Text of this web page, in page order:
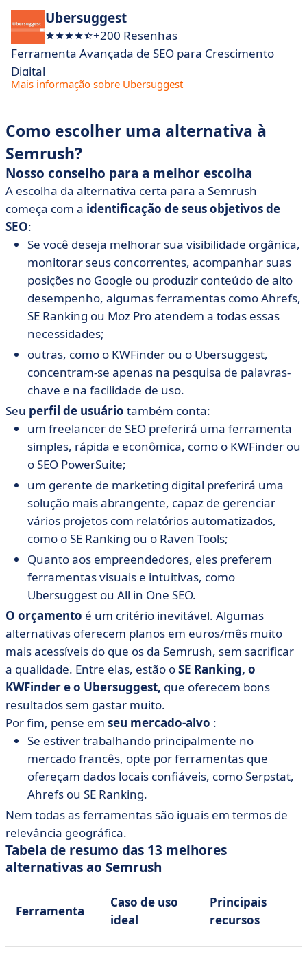
Ubersuggest
+200 Resenhas
Ferramenta Avançada de SEO para Crescimento
Digital
Mais informação sobre Ubersuggest
Como escolher uma alternativa à
Semrush?
Nosso conselho para a melhor escolha
A escolha da alternativa certa para a Semrush
começa com a identificação de seus objetivos de
SEO:
Se você deseja melhorar sua visibilidade orgânica,
monitorar seus concorrentes, acompanhar suas
posições no Google ou produzir conteúdo de alto
desempenho, algumas ferramentas como Ahrefs,
SE Ranking ou Moz Pro atendem a todas essas
necessidades;
outras, como o KWFinder ou o Ubersuggest,
concentram-se apenas na pesquisa de palavras-
chave e na facilidade de uso.
Seu perfil de usuário também conta:
um freelancer de SEO preferirá uma ferramenta
simples, rápida e econômica, como o KWFinder ou
o SEO PowerSuite;
um gerente de marketing digital preferirá uma
solução mais abrangente, capaz de gerenciar
vários projetos com relatórios automatizados,
como o SE Ranking ou o Raven Tools;
Quanto aos empreendedores, eles preferem
ferramentas visuais e intuitivas, como
Ubersuggest ou All in One SEO.
O orçamento é um critério inevitável. Algumas
alternativas oferecem planos em euros/mês muito
mais acessíveis do que os da Semrush, sem sacrificar
a qualidade. Entre elas, estão oSE Ranking, o
KWFinder e o Ubersuggest, que oferecem bons
resultados sem gastar muito.
Por fim, pense em seu mercado-alvo :
Se estiver trabalhando principalmente no
mercado francês, opte por ferramentas que
ofereçam dados locais confiáveis, como Serpstat,
Ahrefs ou SE Ranking.
Nem todas as ferramentas são iguais em termos de
relevância geográfica.
Tabela de resumo das 13 melhores
alternativas ao Semrush
Ferramenta
Caso de uso
ideal
Principais
recursos